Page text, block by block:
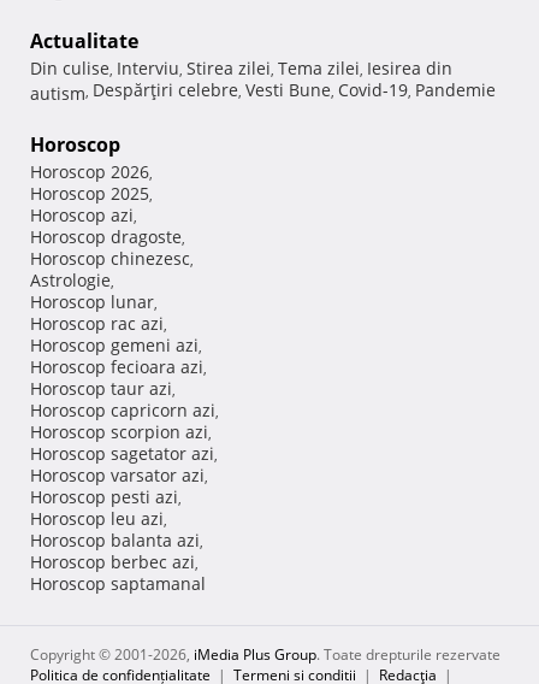
Actualitate
Din culise, Interviu, Stirea zilei, Tema zilei, Iesirea din
autism, Despărţiri celebre, Vesti Bune, Covid-19, Pandemie
Horoscop
Horoscop 2026,
Horoscop 2025,
Horoscop azi,
Horoscop dragoste,
Horoscop chinezesc,
Astrologie,
Horoscop lunar,
Horoscop rac azi,
Horoscop gemeni azi,
Horoscop fecioara azi,
Horoscop taur azi,
Horoscop capricorn azi,
Horoscop scorpion azi,
Horoscop sagetator azi,
Horoscop varsator azi,
Horoscop pesti azi,
Horoscop leu azi,
Horoscop balanta azi,
Horoscop berbec azi,
Horoscop saptamanal
Copyright © 2001-2026, iMedia Plus Group. Toate drepturile rezervate
Politica de confidențialitate | Termeni si conditii | Redacţia |